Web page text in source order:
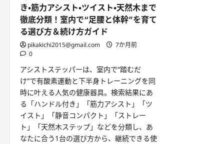
き・筋力アシスト・ツイスト・天然木まで
徹底分類！室内で“足腰と体幹”を育て
る選び方＆続け方ガイド
pikakichi2015@gmail.com
7か月前
0
アシストステッパーは、室内で“踏むだ
け”で有酸素運動と下半身トレーニングを同
時に叶える人気の健康器具。検索結果にあ
る「ハンドル付き」「筋力アシスト」「ツ
イスト」「静音コンパクト」「ストレー
ト」「天然木ステップ」などを分類し、あ
なたに合う1台の選び方から、継続できる使